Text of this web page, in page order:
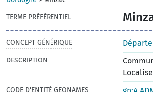
TERME PRÉFÉRENTIEL
CONCEPT GÉNÉRIQUE
DESCRIPTION
CODE D'ENTITÉ GEONAMES